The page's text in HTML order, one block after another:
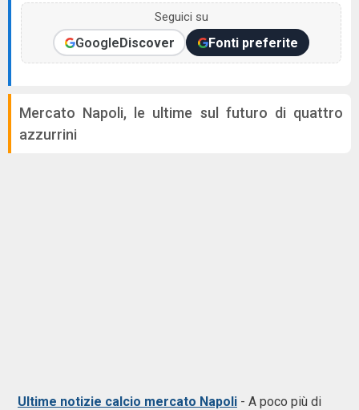
Seguici su
GoogleDiscover Fonti preferite
Mercato Napoli, le ultime sul futuro di quattro
azzurrini
Ultime notizie calcio mercato Napoli - A poco più di